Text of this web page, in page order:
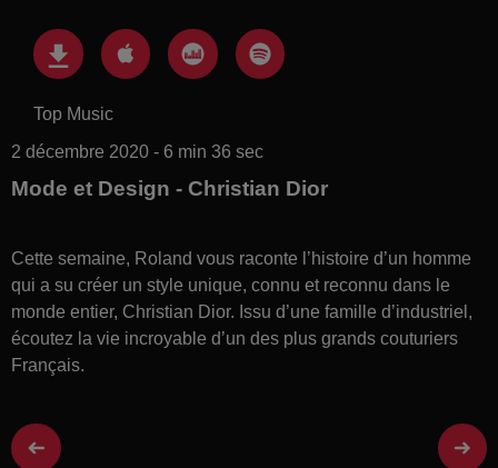
Top Music
2 décembre 2020 - 6 min 36 sec
Mode et Design - Christian Dior
Cette semaine, Roland vous raconte l’histoire d’un homme
qui a su créer un style unique, connu et reconnu dans le
monde entier, Christian Dior. Issu d’une famille d’industriel,
écoutez la vie incroyable d’un des plus grands couturiers
Français.